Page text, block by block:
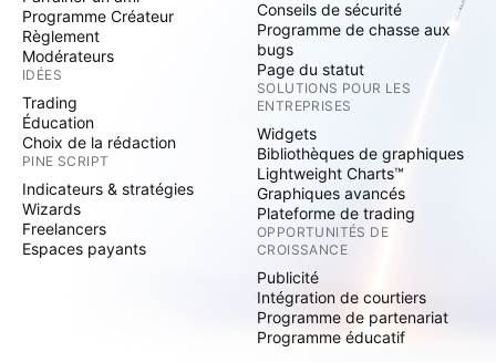
Programme Créateur
Règlement
Modérateurs
IDÉES
Trading
Éducation
Choix de la rédaction
PINE SCRIPT
Indicateurs & stratégies
Wizards
Freelancers
Espaces payants
Conseils de sécurité
Programme de chasse aux
bugs
Page du statut
SOLUTIONS POUR LES
ENTREPRISES
Widgets
Bibliothèques de graphiques
Lightweight Charts™
Graphiques avancés
Plateforme de trading
OPPORTUNITÉS DE
CROISSANCE
Publicité
Intégration de courtiers
Programme de partenariat
Programme éducatif